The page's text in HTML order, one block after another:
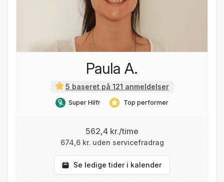
Paula A.
5 baseret på 121 anmeldelser
Super Hilfr Top performer
562,4 kr./time
674,6 kr. uden servicefradrag
Se ledige tider i kalender